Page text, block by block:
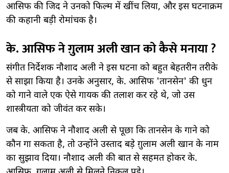
आसिफ की जिद ने उनको फिल्म में खींच लिया, और इस घटनाक्रम
की कहानी बड़ी रोमांचक है।
के. आसिफ ने ग़ुलाम अली खान को कैसे मनाया ?
संगीत निर्देशक नौशाद अली ने इस घटना को बहुत बेहतरीन तरीके
से साझा किया है। उनके अनुसार, के. आसिफ 'तानसेन' की धुन
को गाने वाले एक ऐसे गायक की तलाश कर रहे थे, जो उस
शास्त्रीयता को जीवंत कर सके।
जब के. आसिफ ने नौशाद अली से पूछा कि तानसेन के गाने को
कौन गा सकता है, तो उन्होंने उस्ताद बड़े ग़ुलाम अली खान के नाम
का सुझाव दिया। नौशाद अली की बात से सहमत होकर के.